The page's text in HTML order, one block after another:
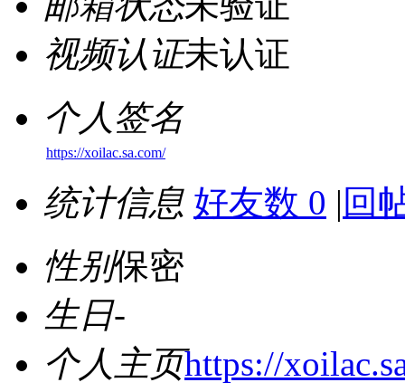
视频认证未认证
个人签名
https://xoilac.sa.com/
统计信息 好友数 0 | 回
性别保密
生日-
个人主页https://